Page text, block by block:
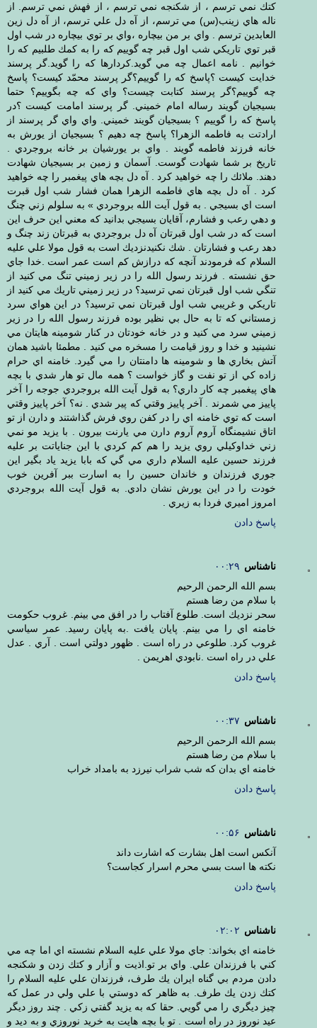
كتك نمي ترسم ، از شكنجه نمي ترسم ، از فهش نمي ترسم. از
ناله هاي زينب(س) مي ترسم، از آه دل علي ترسم، از آه دل زين
العابدين ترسم . واي بر من بيچاره ،واي بر توي بيچاره در شب اول
قبر توي تاريكي شب اول قبر چه گوييم كه را به كمك طلبيم كه را
خوانيم . نامه اعمال چه مي گويد.كردارها كه را گويد.گر پرسند
خدايت كيست ؟پاسخ كه را گوييم؟گر پرسند محمّد كيست؟ پاسخ
چه گوييم؟گر پرسند كتابت چيست؟ واي كه چه بگوييم؟ حتما
بسيجيان گويند رساله امام خميني. گر پرسند امامت كيست ؟در
پاسخ كه را گوييم ؟ بسيجيان گويند خميني. واي واي گر پرسند از
ارادتت به فاطمه الزهرا؟ پاسخ چه دهيم ؟ بسيجيان از يورش به
خانه فرزند فاطمه گويند . واي بر يورشيان بر خانه بروجردي .
تاريخ بر شما شهادت گوست. آسمان و زمين بر بسيجيان شهادت
دهند. ملائك را چه خواهيد كرد . آه دل بچه هاي پيغمبر را چه خواهيد
كرد . آه دل بچه هاي فاطمه الزهرا همان فشار شب اول قبرت
است اي بسيجي . به قول آيت الله بروجردي » به سلولم زني چنگ
و دهي رعب و فشارم، آقايان بسيجي بدانيد كه معني اين حرف اين
است كه در شب اول قبرتان آه دل بروجردي به قبرتان زند چنگ و
دهد رعب و فشارتان . شك نكنيدنزديك است به قول مولا علي عليه
السلام كه فرمودند آنچه كه درازش كم است عمر است .خدا جاي
حق نشسته . فرزند رسول الله را در زير زميني تنگ مي كنيد از
تنگي شب اول قبرتان نمي ترسيد؟ در زير زميني تاريك مي كنيد از
تاريكي و غريبي شب اول قبرتان نمي ترسيد؟ در اين هواي سرد
زمستاني كه تا به حال بي نظير بوده فرزند رسول الله را در زير
زميني سرد مي كنيد و در خانه خودتان در كنار شومينه هايتان مي
نشينيد و خدا و روز قيامت را مسخره مي كنيد . مطمئا باشيد همان
آتش بخاري ها و شومينه ها دامنتان را مي گيرد. خامنه اي حرام
زاده كي از تو نفت و گاز خواست ؟ همه مال تو هار شدي با بچه
هاي پيغمبر چه كار داري؟ به قول آيت الله بروجردي جوجه را آخر
پاييز مي شمرند . آخر پاييز وقتي كه پير شدي . نه؟ آخر پاييز وقتي
است كه توي خامنه اي را در كفن روي فرش گذاشتند و دارن از تو
اتاق نشيمنگاه آروم آروم دارن مي يارنت بيرون . با يزيد مو نمي
زني خداوكيلي روي يزيد را هم كم كردي با اين جناياتت بر عليه
فرزند حسين عليه السلام داري مي گي كه بابا يزيد ياد بگير اين
جوري فرزندان و خاندان حسين را به اسارت ببر آفرين خوب
خودت را در اين يورش نشان دادي. به قول آيت الله بروجردي
امروز اميري فردا به زيري .
پاسخ دادن
ناشناس ۰۰:۲۹
بسم الله الرحمن الرحيم
با سلام من رضا هستم
سحر نزديك است. طلوع آفتاب را در افق مي بينم. غروب حكومت
خامنه اي را مي بينم. پايان يافت .به پايان رسيد. عمر سياسي
غروب كرد. طلوعي در راه است . ظهور دولتي است . آري . عدل
علي در راه است .نابودي اهريمن .
پاسخ دادن
ناشناس ۰۰:۳۷
بسم الله الرحمن الرحيم
با سلام من رضا هستم
خامنه اي بدان كه شب شراب نيرزد به بامداد خراب
پاسخ دادن
ناشناس ۰۰:۵۶
آنكس است اهل بشارت كه اشارت داند
نكته ها است بسي محرم اسرار كجاست؟
پاسخ دادن
ناشناس ۰۲:۰۲
خامنه اي بخواند: جاي مولا علي عليه السلام نشسته اي اما چه مي
كني با فرزندان علي. واي بر تو.اذيت و آزار و كتك زدن و شكنجه
دادن مردم بي گناه ايران يك طرف، فرزندان علي عليه السلام را
كتك زدن يك طرف. به ظاهر كه دوستي با علي ولي در عمل كه
چيز ديگري را مي گويي. حقا كه به يزيد گفتي زكي . چند روز ديگر
عيد نوروز در راه است . تو با بچه هايت به خريد نوروزي و به ديد و